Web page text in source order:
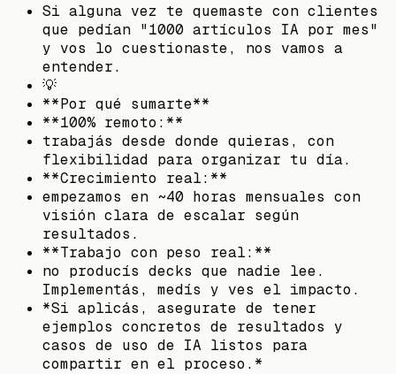
Si alguna vez te quemaste con clientes
que pedían "1000 artículos IA por mes"
y vos lo cuestionaste, nos vamos a
entender.
💡
**Por qué sumarte**
**100% remoto:**
trabajás desde donde quieras, con
flexibilidad para organizar tu día.
**Crecimiento real:**
empezamos en ~40 horas mensuales con
visión clara de escalar según
resultados.
**Trabajo con peso real:**
no producís decks que nadie lee.
Implementás, medís y ves el impacto.
*Si aplicás, asegurate de tener
ejemplos concretos de resultados y
casos de uso de IA listos para
compartir en el proceso.*